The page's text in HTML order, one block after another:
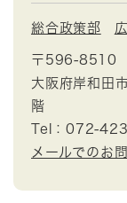
総合政策部
〒596-8510
大阪府岸和田
階
Tel：072-
メールでのお